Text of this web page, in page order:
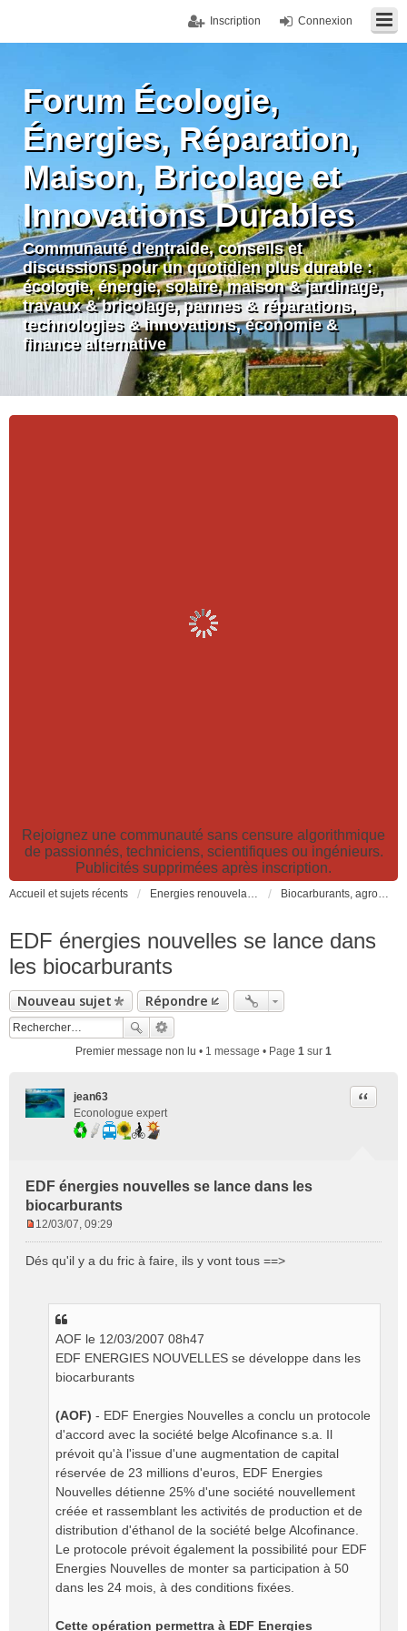
Connexion
Inscription
Forum Écologie,
Énergies, Réparation,
Maison, Bricolage et
Innovations Durables
Communauté d'entraide, conseils et
discussions pour un quotidien plus durable :
écologie, énergie, solaire, maison & jardinage,
travaux & bricolage, pannes & réparations,
technologies & innovations, économie &
finance alternative
Rejoignez une communauté sans censure algorithmique
de passionnés, techniciens, scientifiques ou ingénieurs.
Publicités supprimées après inscription.
Accueil et sujets récents Energies renouvelables et fossiles, énergie solaire, biocarburants et changement climatique Biocarburants, agrocarburants, biocombustibles, BtL, carburants alternatifs non fossiles...
EDF énergies nouvelles se lance dans
les biocarburants
Nouveau sujet Répondre
Premier message non lu • 1 message • Page 1 sur 1
jean63
Econologue expert
EDF énergies nouvelles se lance dans les
biocarburants
Citer
s
12/03/07, 09:29
Dés qu'il y a du fric à faire, ils y vont tous ==>
AOF le 12/03/2007 08h47
EDF ENERGIES NOUVELLES se développe dans les
biocarburants
(AOF) - EDF Energies Nouvelles a conclu un protocole
d'accord avec la société belge Alcofinance s.a. Il
prévoit qu'à l'issue d'une augmentation de capital
réservée de 23 millions d'euros, EDF Energies
Nouvelles détienne 25% d'une société nouvellement
créée et rassemblant les activités de production et de
distribution d'éthanol de la société belge Alcofinance.
Le protocole prévoit également la possibilité pour EDF
Energies Nouvelles de monter sa participation à 50
dans les 24 mois, à des conditions fixées.
Cette opération permettra à EDF Energies